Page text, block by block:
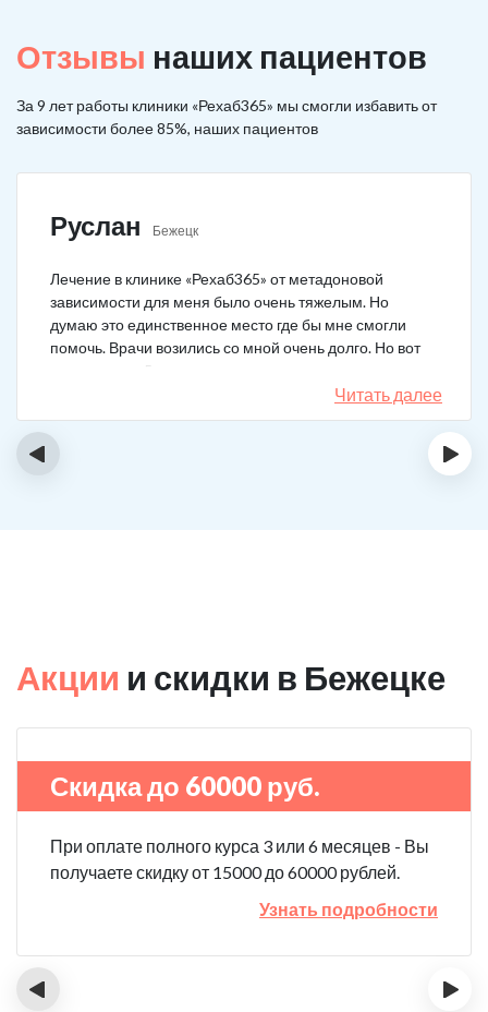
Отзывы наших пациентов
За 9 лет работы клиники «Рехаб365» мы смогли избавить от
зависимости более 85%, наших пациентов
Руслан Бежецк
Лечение в клинике «Рехаб365» от метадоновой
зависимости для меня было очень тяжелым. Но
думаю это единственное место где бы мне смогли
помочь. Врачи возились со мной очень долго. Но вот
теперь я уже 5 месяцев не принимаю наркотики.
Читать далее
‹ ›
Акции и скидки в Бежецке
Скидка до 60000 руб.
При оплате полного курса 3 или 6 месяцев - Вы
получаете скидку от 15000 до 60000 рублей.
Узнать подробности
‹ ›